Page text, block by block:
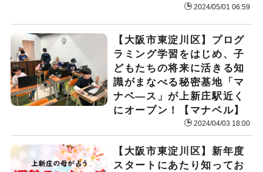
2024/05/01 06:59
【大阪市東淀川区】プログ
ラミング学習をはじめ、子
どもたちの将来に活きる知
識がまなべる秘密基地「マ
ナベ—ス」が上新庄駅近く
にオープン！【マナベル】
2024/04/03 18:00
【大阪市東淀川区】新年度
スタートにあたり知ってお